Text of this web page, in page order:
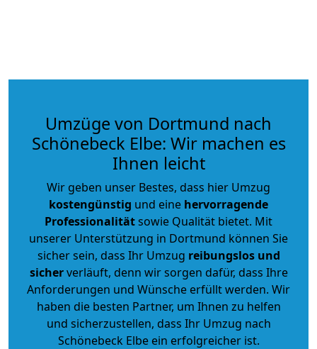
Umzüge von Dortmund nach
Schönebeck Elbe: Wir machen es
Ihnen leicht
Wir geben unser Bestes, dass hier Umzug
kostengünstig und eine hervorragende
Professionalitätsowie Qualität bietet. Mit
unserer Unterstützung in Dortmund können Sie
sicher sein, dass Ihr Umzug reibungslos und
sicherverläuft, denn wir sorgen dafür, dass Ihre
Anforderungen und Wünsche erfüllt werden. Wir
haben die besten Partner, um Ihnen zu helfen
und sicherzustellen, dass Ihr Umzug nach
Schönebeck Elbe ein erfolgreicher ist.